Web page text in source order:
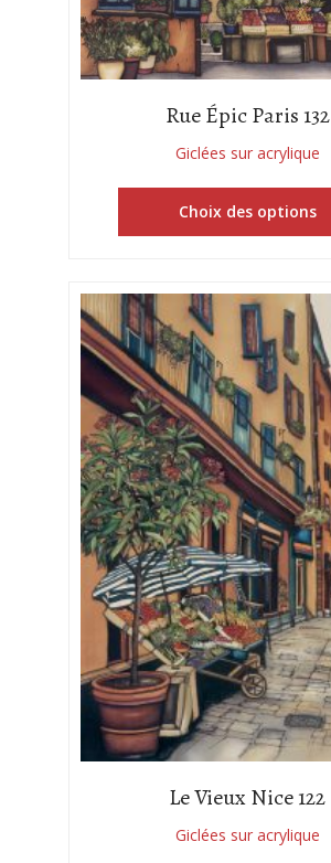
Rue Épic Paris 132
Giclées sur acrylique
Choix des options
Le Vieux Nice 122
Giclées sur acrylique